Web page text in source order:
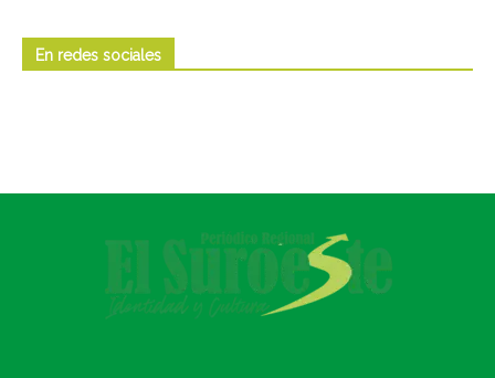
En redes sociales